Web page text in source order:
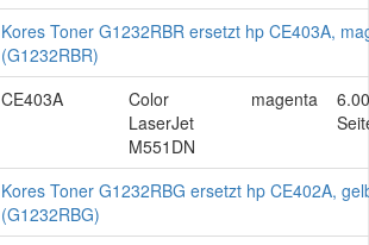
Kores Toner G1232RBR ersetzt hp CE403A,
(G1232RBR)
CE403A
Color
LaserJet
M551DN
magenta
Kores Toner G1232RBG ersetzt hp CE402A,
(G1232RBG)